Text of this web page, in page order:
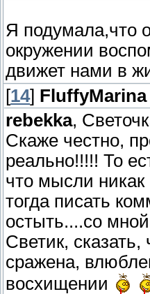
Я подумала,что
окружении
движет нами в
[14] FluffyMarina
rebekka,
Скаже честно,
реально!!!!! То
что мысли никак
тогда писать
остыть....со
Светик,
сражена,
восхищении